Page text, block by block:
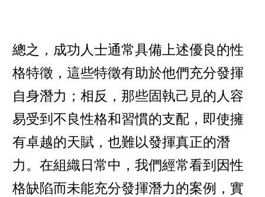
總之，成功人士通常具備上述優良的性
格特徵，這些特徵有助於他們充分發揮
自身潛力；相反，那些固執己見的人容
易受到不良性格和習慣的支配，即使擁
有卓越的天賦，也難以發揮真正的潛
力。在組織日常中，我們經常看到因性
格缺陷而未能充分發揮潛力的案例，實